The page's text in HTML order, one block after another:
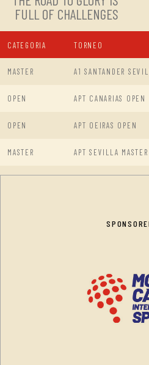
FULL OF CHALLENGES
CATEGORIA TORNEO
MASTER A1 SANTANDER
OPEN APT CANARIAS OPEN
OPEN APT OEIRAS OPEN
MASTER APT SEVILLA MASTER